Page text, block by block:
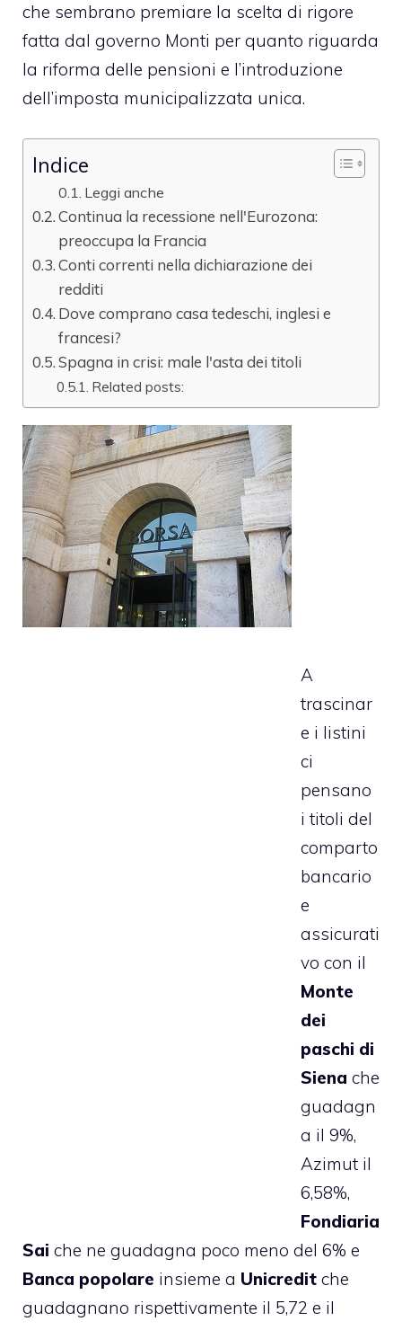
che sembrano premiare la scelta di rigore
fatta dal governo Monti per quanto riguarda
la riforma delle pensioni e l’introduzione
dell’imposta municipalizzata unica.
Indice
Leggi anche
Continua la recessione nell'Eurozona:
preoccupa la Francia
Conti correnti nella dichiarazione dei
redditi
Dove comprano casa tedeschi, inglesi e
francesi?
Spagna in crisi: male l'asta dei titoli
Related posts:
A
trascinar
e i listini
ci
pensano
i titoli del
comparto
bancario
e
assicurati
vo con il
Monte
dei
paschi di
Siena che
guadagn
a il 9%,
Azimut il
6,58%,
Fondiaria
Sai che ne guadagna poco meno del 6% e
Banca popolare insieme a Unicredit che
guadagnano rispettivamente il 5,72 e il